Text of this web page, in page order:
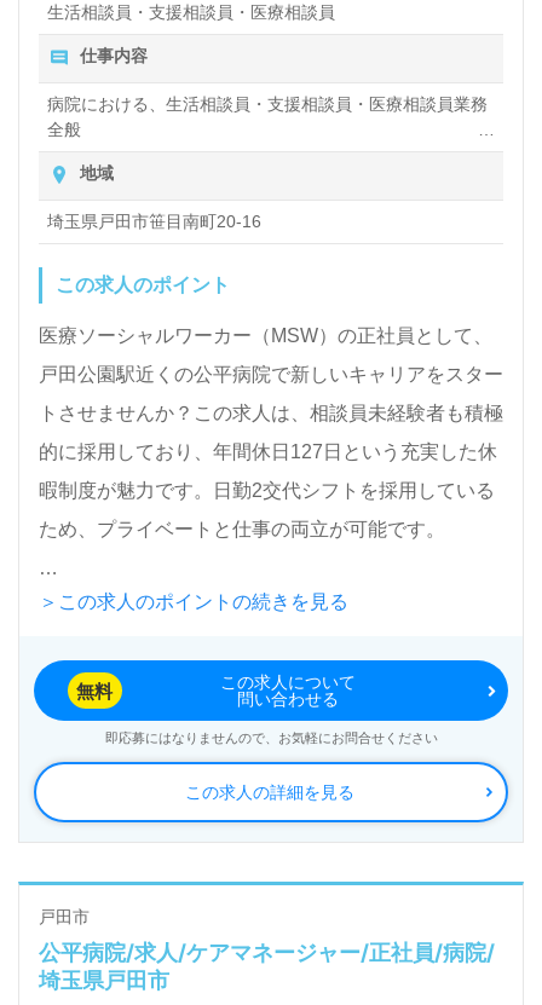
生活相談員・支援相談員・医療相談員
仕事内容
病院における、生活相談員・支援相談員・医療相談員業務
全般
利用者や患者さんの生活の相談や入居・入院などの相談な
ど
地域
埼玉県戸田市笹目南町20-16
この求人のポイント
医療ソーシャルワーカー（MSW）の正社員として、
戸田公園駅近くの公平病院で新しいキャリアをスター
トさせませんか？この求人は、相談員未経験者も積極
的に採用しており、年間休日127日という充実した休
暇制度が魅力です。日勤2交代シフトを採用している
ため、プライベートと仕事の両立が可能です。
月給は200,000円から260,000円で、賞与も年2回支給
神保健福祉士や社会福祉士の資格を持つ方はもちろ
ん、これから相談員を目指す方にも最適な環境が整っ
ています。病院での勤務経験は不問で、OJTプログラ
ムも充実しているため、スキルアップを図りながら安
心して業務に取り組むことができます。
公平病院は、内科や外科をはじめとした多様な診療科
を有し、地域医療に貢献している病院です。職員同士
の連携やコミュニケーションが良好で、明るい職場環
＞この求人のポイントの続きを見る
この求人の詳細を見る
無料
この求人について
問い合わせる
即応募にはなりませんので、お気軽にお問合せください
戸田市
公平病院/求人/ケアマネージャー/正社員/病院/
埼玉県戸田市